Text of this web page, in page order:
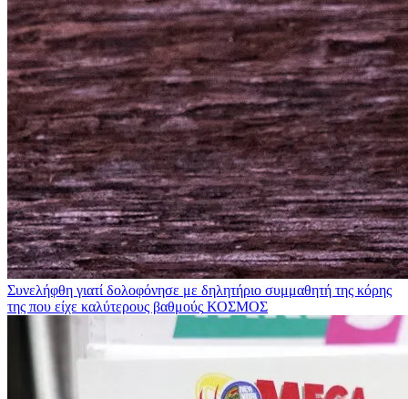
Συνελήφθη γιατί δολοφόνησε με δηλητήριο συμμαθητή της κόρης
της που είχε καλύτερους βαθμούς ΚΟΣΜΟΣ